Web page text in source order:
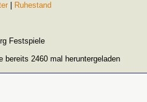
Ruhestand
Festspiele
bereits 2460 mal heruntergeladen